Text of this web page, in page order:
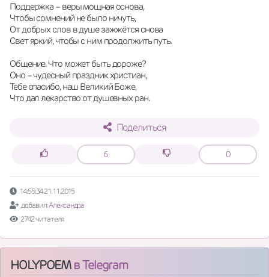
Поддержка – веры мощная основа,
Чтобы сомнений не было ничуть,
От добрых слов в душе зажжётся снова
Свет яркий, чтобы с ним продолжить путь.
Общение. Что может быть дороже?
Оно – чудесный праздник христиан,
Тебе спасибо, наш Великий Боже,
Что дал лекарство от душевных ран.
Поделиться
6 0
14:55:34 21.11.2015
добавил:Александра
2742 читателя
HOLYPOEMв Telegram